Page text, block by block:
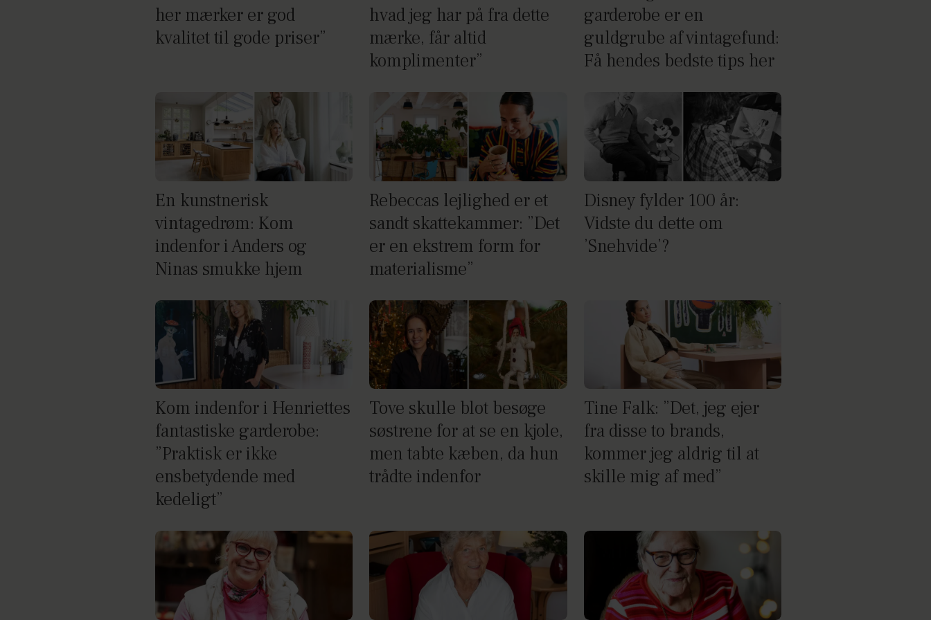
her mærker er god
kvalitet til gode priser”
hvad jeg har på fra dette
mærke, får altid
komplimenter”
garderobe er en
guldgrube af vintagefund:
Få hendes bedste tips her
En kunstnerisk
vintagedrøm: Kom
indenfor i Anders og
Ninas smukke hjem
Rebeccas lejlighed er et
sandt skattekammer: ”Det
er en ekstrem form for
materialisme”
Disney fylder 100 år:
Vidste du dette om
’Snehvide’?
Kom indenfor i Henriettes
fantastiske garderobe:
”Praktisk er ikke
ensbetydende med
kedeligt”
Tove skulle blot besøge
søstrene for at se en kjole,
men tabte kæben, da hun
trådte indenfor
Tine Falk: ”Det, jeg ejer
fra disse to brands,
kommer jeg aldrig til at
skille mig af med”